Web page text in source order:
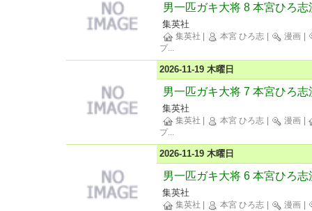
男一匹ガキ大将 8 本宮ひろ
集英社
集英社 本宮 ひろ志 漫画
プ...
2026-11-19 木曜日
男一匹ガキ大将 7 本宮ひろ
集英社
集英社 本宮 ひろ志 漫画
プ...
2026-11-19 木曜日
男一匹ガキ大将 6 本宮ひろ
集英社
集英社 本宮 ひろ志 漫画